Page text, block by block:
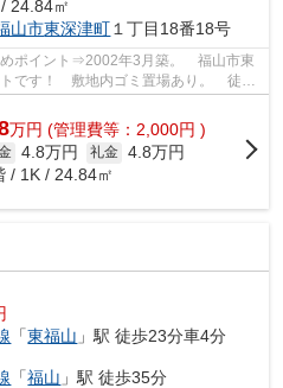
24.84㎡
山市東深津町 １丁目18番18号
めポイント⇒2002年3月築。 福山市東
トです！ 敷地内ゴミ置場あり。 徒歩
ウン...
万円 (管理費等：2,000円 )
4.8万円 礼金 4.8万円
/ 1K / 24.84㎡
「東福山 」駅 徒歩23分車4分
「福山 」駅 徒歩35分